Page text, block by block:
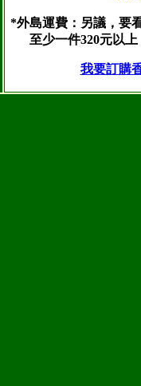
*外島運費：另議，要
至少一件320元以上
我要訂購